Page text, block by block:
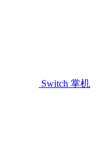
Switch 掌机